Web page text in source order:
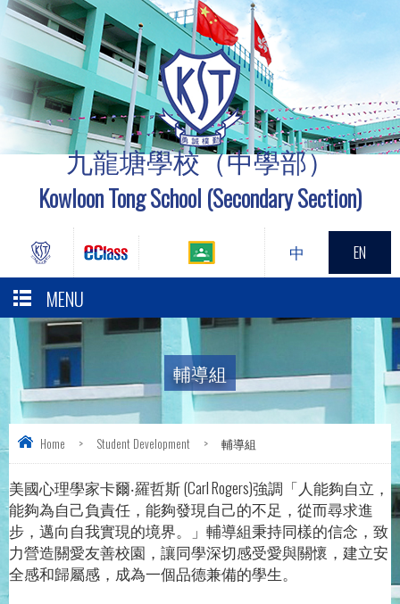
九龍塘學校（中學部）
Kowloon Tong School (Secondary Section)
中 EN
MENU
輔導組
Home > Student Development > 輔導組
美國心理學家卡爾‧羅哲斯 (Carl Rogers)強調「人能夠自立，
能夠為自己負責任，能夠發現自己的不足，從而尋求進
步，邁向自我實現的境界。」輔導組秉持同樣的信念，致
力營造關愛友善校園，讓同學深切感受愛與關懷，建立安
全感和歸屬感，成為一個品德兼備的學生。